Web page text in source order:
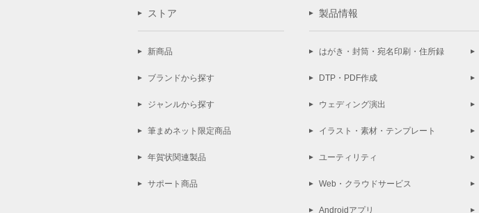
ストア
新商品
ブランドから探す
ジャンルから探す
筆まめネット限定商品
年賀状関連製品
サポート商品
製品情報
はがき・封筒・宛名印刷・住所録
DTP・PDF作成
ウェディング演出
イラスト・素材・テンプレート
ユーティリティ
Web・クラウドサービス
Androidアプリ